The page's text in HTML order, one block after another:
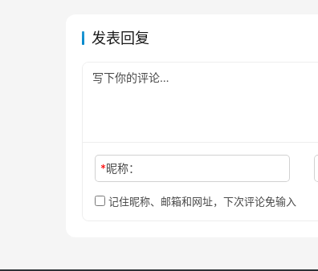
发表回复
*昵称：
记住昵称、邮箱和网址，下次评论免输入